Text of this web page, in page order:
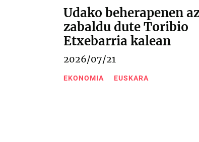
Udako beherapenen
zabaldu dute Toribio
Etxebarria kalean
2026/07/21
EKONOMIA EUSKARA